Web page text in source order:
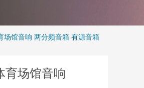
场馆音响 两分频音箱 有源音箱
育场馆音响